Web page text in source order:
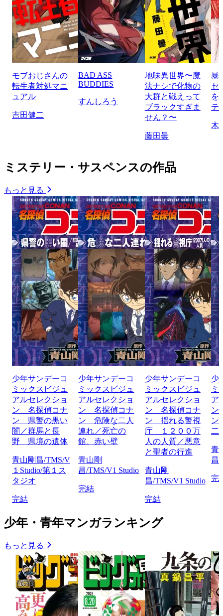
モブおじさんの
転生者対処マニ
ュアル
吉田健二
BAD ASS
BUDDIES
すんしろう
地味異世界〜魔
法ナシで化物の
大群と戦えって
ブラックすぎま
せん？〜
藤田曇
暴
セ
を
テ
木
ミステリー・サスペンスの作品
もっと見る
少年サンデーコ
ミックスビジュ
アルセレクショ
ン 名探偵コナ
ン 県警の黒い
闇／群馬と長
野 県境の遺体
青山剛昌/TMS/V
１Studio/第１ス
タジオ
完結
少年サンデーコ
ミックスビジュ
アルセレクショ
ン 名探偵コナ
ン 危険な二人
連れ／死亡の
館、赤い壁
青山剛
昌/TMS/V1 Studio
完結
少年サンデーコ
ミックスビジュ
アルセレクショ
ン 名探偵コナ
ン 揺れる警視
庁 １２００万
人の人質／悪意
と聖者の行進
青山剛
昌/TMS/V1 Studio
完結
少
ミ
ア
ン
ン
二
青
昌
完
少年・青年マンガランキング
もっと見る